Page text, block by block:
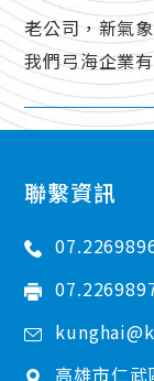
老公司，新氣
我們弓海企業
Line 了！！
聯繫資訊
高雄市仁武